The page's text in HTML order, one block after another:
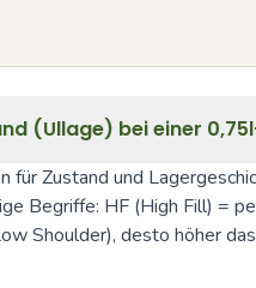
(Ullage) bei einer
Zustand und
Begriffe: HF (High Fill) =
Shoulder), desto höher